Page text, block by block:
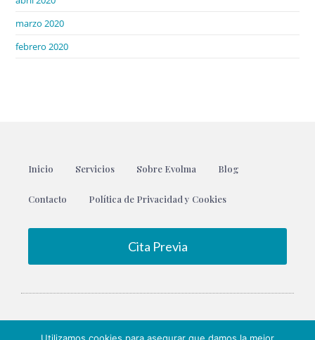
marzo 2020
febrero 2020
Inicio Servicios Sobre Evolma Blog
Contacto Política de Privacidad y Cookies
Cita Previa